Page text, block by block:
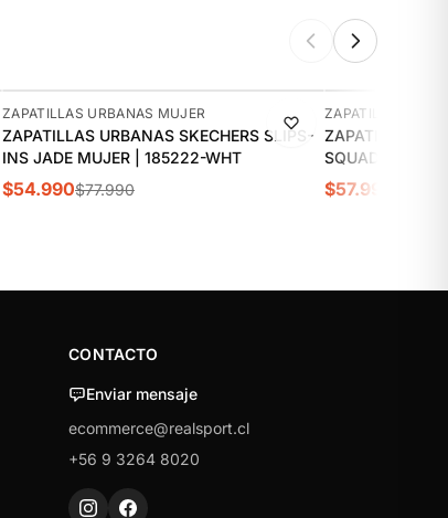
-29%
ZAPATILLAS URBANAS MUJER
ZAPATILLAS URBANAS SKECHERS SLIPS-
INS JADE MUJER | 185222-WHT
$54.990$77.990
-11%
ZAPATILLAS
ZAPATILLAS
$57.990
CONTACTO
Enviar mensaje
ecommerce@realsport.cl
+56 9 3264 8020